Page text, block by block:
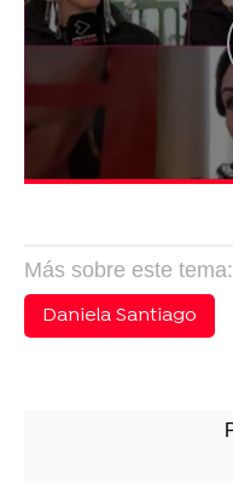
Más sobre este tema:
Daniela Santiago